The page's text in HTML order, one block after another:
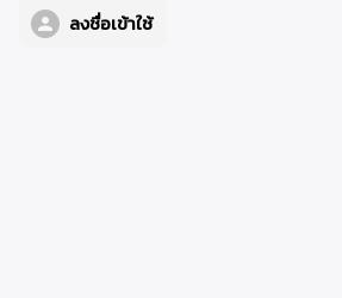
ลงชื่อเข้าใช้